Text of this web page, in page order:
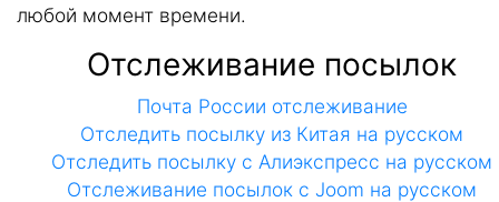
любой момент времени.
Отслеживание посылок
Почта России отслеживание
Отследить посылку из Китая на русском
Отследить посылку с Алиэкспресс на русском
Отслеживание посылок с Joom на русском